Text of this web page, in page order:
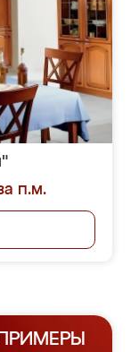
п.м.